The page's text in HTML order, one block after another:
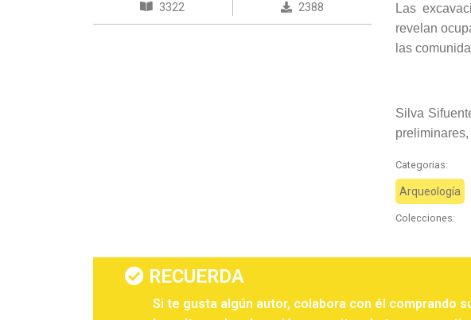
3322 2388
Las
revelan
las
Silva
preliminares,
Categorias:
Arqueología
Colecciones:
RECUERDA
Si te gusta algún autor, colabora con él comprando